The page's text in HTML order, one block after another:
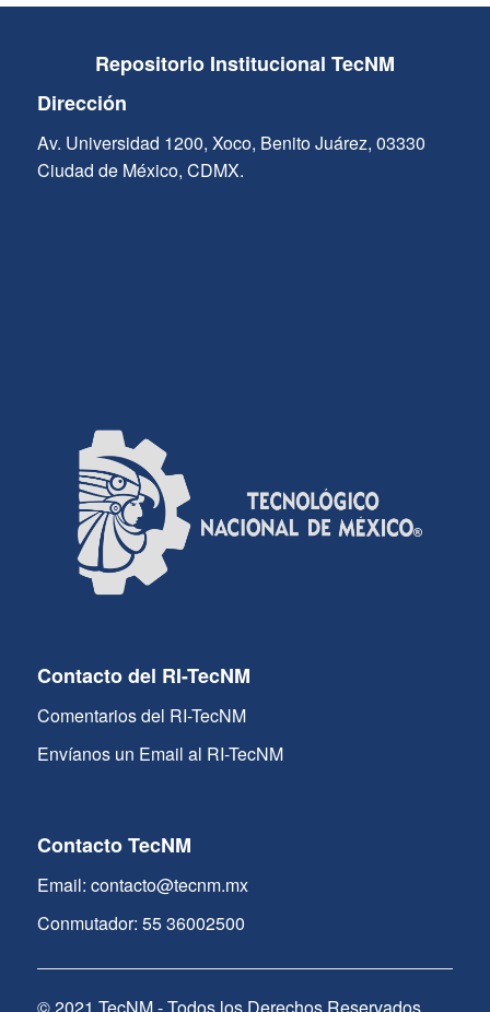
Repositorio Institucional TecNM
Dirección
Av. Universidad 1200, Xoco, Benito Juárez, 03330
Ciudad de México, CDMX.
Contacto del RI-TecNM
Comentarios del RI-TecNM
Envíanos un Email al RI-TecNM
Contacto TecNM
Email: contacto@tecnm.mx
Conmutador: 55 36002500
© 2021 TecNM - Todos los Derechos Reservados